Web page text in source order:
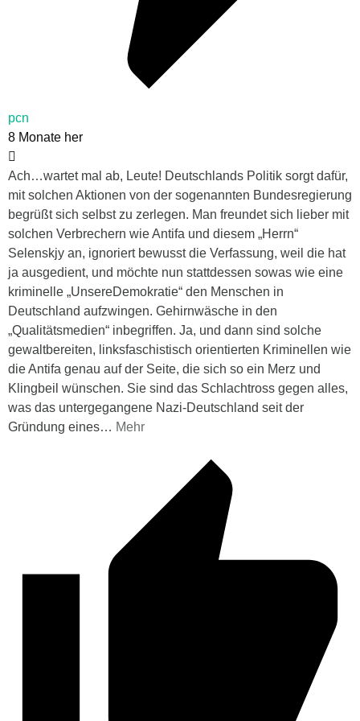
pcn
8 Monate her
Ach…wartet mal ab, Leute! Deutschlands Politik sorgt dafür,
mit solchen Aktionen von der sogenannten Bundesregierung
begrüßt sich selbst zu zerlegen. Man freundet sich lieber mit
solchen Verbrechern wie Antifa und diesem „Herrn“
Selenskjy an, ignoriert bewusst die Verfassung, weil die hat
ja ausgedient, und möchte nun stattdessen sowas wie eine
kriminelle „UnsereDemokratie“ den Menschen in
Deutschland aufzwingen. Gehirnwäsche in den
„Qualitätsmedien“ inbegriffen. Ja, und dann sind solche
gewaltbereiten, linksfaschistisch orientierten Kriminellen wie
die Antifa genau auf der Seite, die sich so ein Merz und
Klingbeil wünschen. Sie sind das Schlachtross gegen alles,
was das untergegangene Nazi-Deutschland seit der
Gründung eines… Mehr